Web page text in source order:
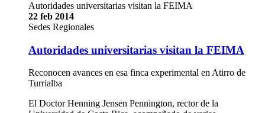
Autoridades universitarias visitan la FEIMA
22 feb 2014
Sedes Regionales
Autoridades universitarias visitan la FEIMA
Reconocen avances en esa finca experimental en Atirro de
Turrialba
El Doctor Henning Jensen Pennington, rector de la